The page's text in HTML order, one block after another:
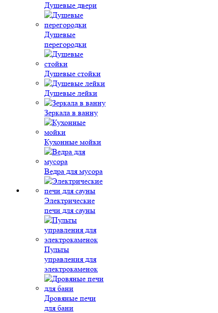
Душевые двери
Душевые
перегородки
Душевые стойки
Душевые лейки
Зеркала в ванну
Кухонные мойки
Ведра для мусора
Электрические
печи для сауны
Пульты
управления для
электрокаменок
Дровяные печи
для бани